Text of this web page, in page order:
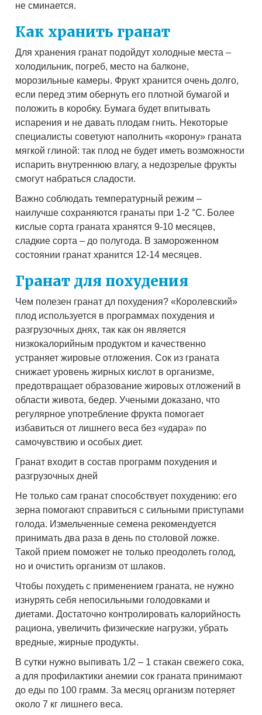
не сминается.
Как хранить гранат
Для хранения гранат подойдут холодные места –
холодильник, погреб, место на балконе,
морозильные камеры. Фрукт хранится очень долго,
если перед этим обернуть его плотной бумагой и
положить в коробку. Бумага будет впитывать
испарения и не давать плодам гнить. Некоторые
специалисты советуют наполнить «корону» граната
мягкой глиной: так плод не будет иметь возможности
испарить внутреннюю влагу, а недозрелые фрукты
смогут набраться сладости.
Важно соблюдать температурный режим –
наилучше сохраняются гранаты при 1-2 °С. Более
кислые сорта граната хранятся 9-10 месяцев,
сладкие сорта – до полугода. В замороженном
состоянии гранат хранится 12-14 месяцев.
Гранат для похудения
Чем полезен гранат дл похудения? «Королевский»
плод используется в программах похудения и
разгрузочных днях, так как он является
низкокалорийным продуктом и качественно
устраняет жировые отложения. Сок из граната
снижает уровень жирных кислот в организме,
предотвращает образование жировых отложений в
области живота, бедер. Учеными доказано, что
регулярное употребление фрукта помогает
избавиться от лишнего веса без «удара» по
самочувствию и особых диет.
Гранат входит в состав программ похудения и
разгрузочных дней
Не только сам гранат способствует похудению: его
зерна помогают справиться с сильными приступами
голода. Измельченные семена рекомендуется
принимать два раза в день по столовой ложке.
Такой прием поможет не только преодолеть голод,
но и очистить организм от шлаков.
Чтобы похудеть с применением граната, не нужно
изнурять себя непосильными голодовками и
диетами. Достаточно контролировать калорийность
рациона, увеличить физические нагрузки, убрать
вредные, жирные продукты.
В сутки нужно выпивать 1/2 – 1 стакан свежего сока,
а для профилактики анемии сок граната принимают
до еды по 100 грамм. За месяц организм потеряет
около 7 кг лишнего веса.